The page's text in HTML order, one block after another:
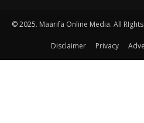
© 2025. Maarifa Online Media. All
Disclaimer Privacy